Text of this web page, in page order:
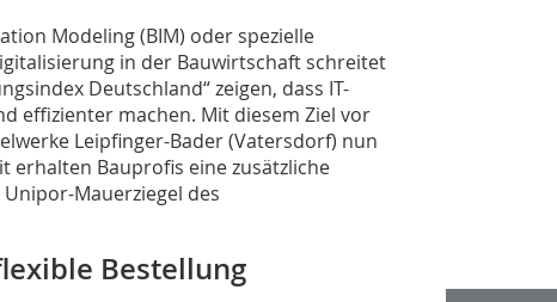
Modeling (BIM) oder spezielle
in der Bauwirtschaft schreitet
Deutschland“ zeigen, dass IT-
effizienter machen. Mit diesem Ziel vor
Leipfinger-Bader (Vatersdorf) nun
erhalten Bauprofis eine zusätzliche
Mauerziegel des
Bestellung